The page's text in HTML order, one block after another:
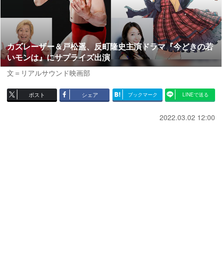
カズレーザー＆戸松遥、反町隆史主演ドラマ『今どきの若
いモンは』にサプライズ出演
文＝リアルサウンド映画部
ポスト シェア ブックマーク LINEで送る
2022.03.02 12:00